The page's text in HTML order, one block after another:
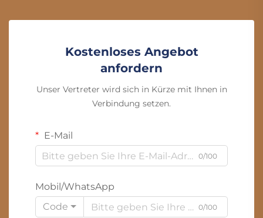
Kostenloses Angebot
anfordern
Unser Vertreter wird sich in Kürze mit Ihnen in
Verbindung setzen.
E-Mail
0/100
Mobil/WhatsApp
Code
0/100